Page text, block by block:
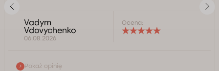
Vadym
Vdovychenko
06.08.2026
Ocena:
Pokaż opinię